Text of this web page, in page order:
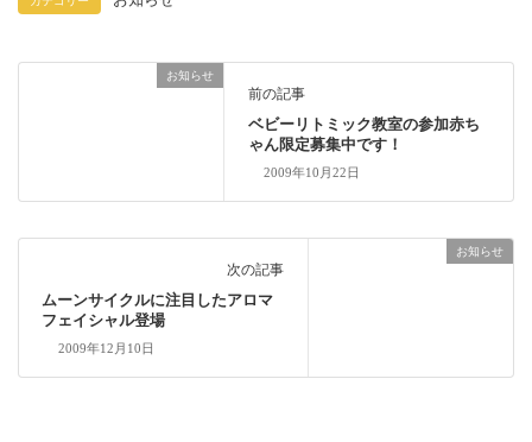
お知らせ
前の記事
ベビーリトミック教室の参加赤ち
ゃん限定募集中です！
2009年10月22日
お知らせ
次の記事
ムーンサイクルに注目したアロマ
フェイシャル登場
2009年12月10日